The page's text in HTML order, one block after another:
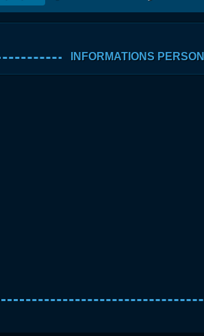
INFORMATIONS